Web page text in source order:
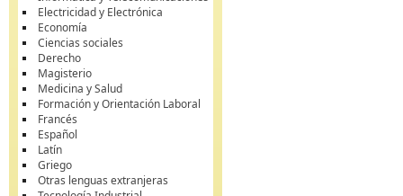
Electricidad y Electrónica
Economía
Ciencias sociales
Derecho
Magisterio
Medicina y Salud
Formación y Orientación Laboral
Francés
Español
Latín
Griego
Otras lenguas extranjeras